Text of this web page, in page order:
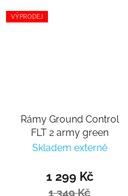
VÝPRODEJ
Rámy Ground Control
FLT 2 army green
Skladem externě
1 299 Kč
1 349 Kč